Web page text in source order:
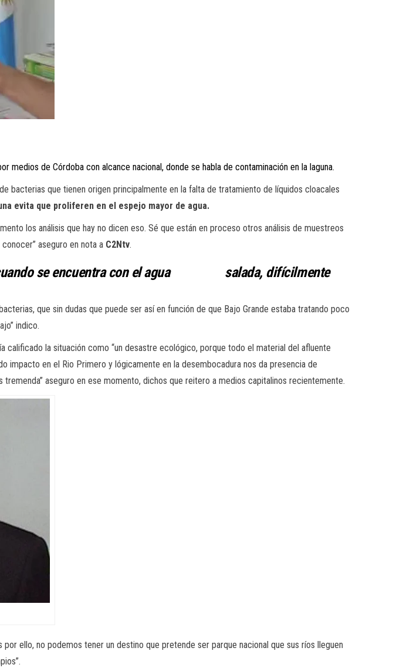
medios de Córdoba con alcance nacional, donde se habla de contaminación en la laguna.
bacterias que tienen origen principalmente en la falta de tratamiento de líquidos cloacales
evita que proliferen en el espejo mayor de agua.
los análisis que hay no dicen eso. Sé que están en proceso otros análisis de muestreos
aseguro en nota a C2Ntv.
se encuentra con el agua salada, difícilmente
que sin dudas que puede ser así en función de que Bajo Grande estaba tratando poco
indico.
calificado la situación como “un desastre ecológico, porque todo el material del afluente
impacto en el Rio Primero y lógicamente en la desembocadura nos da presencia de
aseguro en ese momento, dichos que reitero a medios capitalinos recientemente.
ello, no podemos tener un destino que pretende ser parque nacional que sus ríos lleguen